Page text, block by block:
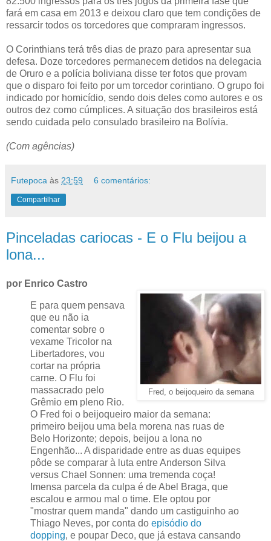
fará em casa em 2013 e deixou claro que tem condições de
ressarcir todos os torcedores que compraram ingressos.
O Corinthians terá três dias de prazo para apresentar sua
defesa. Doze torcedores permanecem detidos na delegacia
de Oruro e a polícia boliviana disse ter fotos que provam
que o disparo foi feito por um torcedor corintiano. O grupo foi
indicado por homicídio, sendo dois deles como autores e os
outros dez como cúmplices. A situação dos brasileiros está
sendo cuidada pelo consulado brasileiro na Bolívia.
(Com agências)
Futepoca às 23:59 6 comentários:
Compartilhar
Pinceladas cariocas - E o Flu beijou a
lona...
por Enrico Castro
Fred, o beijoqueiro da semana
E para quem pensava
que eu não ia
comentar sobre o
vexame Tricolor na
Libertadores, vou
cortar na própria
carne. O Flu foi
massacrado pelo
Grêmio em pleno Rio.
O Fred foi o beijoqueiro maior da semana:
primeiro beijou uma bela morena nas ruas de
Belo Horizonte; depois, beijou a lona no
Engenhão... A disparidade entre as duas equipes
pôde se comparar à luta entre Anderson Silva
versus Chael Sonnen: uma tremenda coça!
Imensa parcela da culpa é de Abel Braga, que
escalou e armou mal o time. Ele optou por
"mostrar quem manda" dando um castiguinho ao
Thiago Neves, por conta do episódio do
dopping, e poupar Deco, que já estava cansando